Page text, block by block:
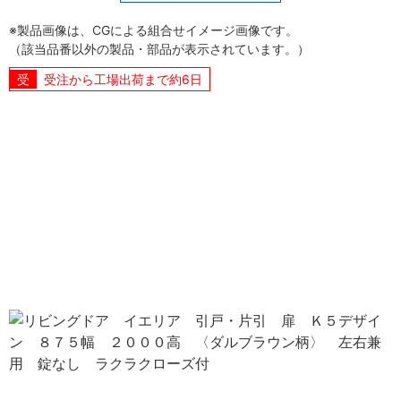
※製品画像は、CGによる組合せイメージ画像です。
（該当品番以外の製品・部品が表示されています。）
受注から工場出荷まで約6日